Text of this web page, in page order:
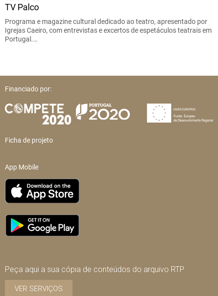
TV Palco
Programa e magazine cultural dedicado ao teatro, apresentado por
Igrejas Caeiro, com entrevistas e excertos de espetáculos teatrais em
Portugal.…
Financiado por:
Ficha de projeto
App Mobile
Peça aqui a sua cópia de conteúdos do arquivo RTP
VER SERVIÇOS